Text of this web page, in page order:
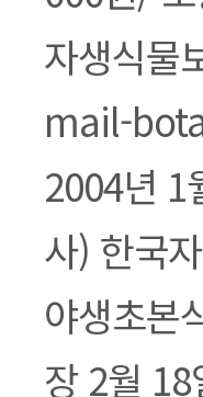
자생식물
mail-
2004년 1
사) 한국
야생초본
장 2월